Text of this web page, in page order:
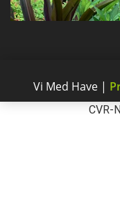
Vi Med Have |
CVR-